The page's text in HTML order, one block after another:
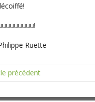
Ruette
précédent